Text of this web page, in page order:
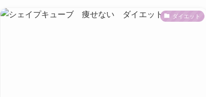
ダイエット